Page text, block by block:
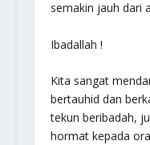
semakin jauh dari
Ibadallah !
Kita sangat
bertauhid dan
tekun beribadah,
hormat kepada